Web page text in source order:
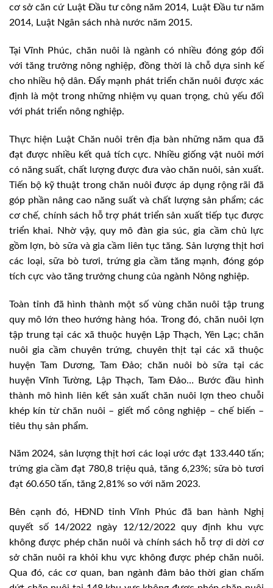
cơ sở căn cứ Luật Đầu tư công năm 2014, Luật Đầu tư năm
2014, Luật Ngân sách nhà nước năm 2015.
Tại Vĩnh Phúc, chăn nuôi là ngành có nhiều đóng góp đối
với tăng trưởng nông nghiệp, đồng thời là chỗ dựa sinh kế
cho nhiều hộ dân. Đẩy mạnh phát triển chăn nuôi được xác
định là một trong những nhiệm vụ quan trọng, chủ yếu đối
với phát triển nông nghiệp.
Thực hiện Luật Chăn nuôi trên địa bàn những năm qua đã
đạt được nhiều kết quả tích cực. Nhiều giống vật nuôi mới
có năng suất, chất lượng được đưa vào chăn nuôi, sản xuất.
Tiến bộ kỹ thuật trong chăn nuôi được áp dụng rộng rãi đã
góp phần nâng cao năng suất và chất lượng sản phẩm; các
cơ chế, chính sách hỗ trợ phát triển sản xuất tiếp tục được
triển khai. Nhờ vậy, quy mô đàn gia súc, gia cầm chủ lực
gồm lợn, bò sữa và gia cầm liên tục tăng. Sản lượng thịt hơi
các loại, sữa bò tươi, trứng gia cầm tăng mạnh, đóng góp
tích cực vào tăng trưởng chung của ngành Nông nghiệp.
Toàn tỉnh đã hình thành một số vùng chăn nuôi tập trung
quy mô lớn theo hướng hàng hóa. Trong đó, chăn nuôi lợn
tập trung tại các xã thuộc huyện Lập Thạch, Yên Lạc; chăn
nuôi gia cầm chuyên trứng, chuyên thịt tại các xã thuộc
huyện Tam Dương, Tam Đảo; chăn nuôi bò sữa tại các
huyện Vĩnh Tường, Lập Thạch, Tam Đảo… Bước đầu hình
thành mô hình liên kết sản xuất chăn nuôi lợn theo chuỗi
khép kín từ chăn nuôi – giết mổ công nghiệp – chế biến –
tiêu thụ sản phẩm.
Năm 2024, sản lượng thịt hơi các loại ước đạt 133.440 tấn;
trứng gia cầm đạt 780,8 triệu quả, tăng 6,23%; sữa bò tươi
đạt 60.650 tấn, tăng 2,81% so với năm 2023.
Bên cạnh đó, HĐND tỉnh Vĩnh Phúc đã ban hành Nghị
quyết số 14/2022 ngày 12/12/2022 quy định khu vực
không được phép chăn nuôi và chính sách hỗ trợ di dời cơ
sở chăn nuôi ra khỏi khu vực không được phép chăn nuôi.
Qua đó, các cơ quan, ban ngành đảm bảo thời gian chấm